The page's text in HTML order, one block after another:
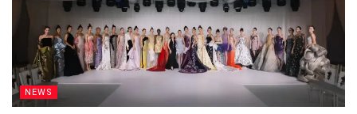
NEWS